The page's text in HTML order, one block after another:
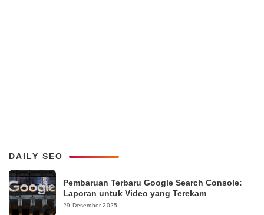
DAILY SEO
Pembaruan Terbaru Google Search Console:
Laporan untuk Video yang Terekam
29 Desember 2025